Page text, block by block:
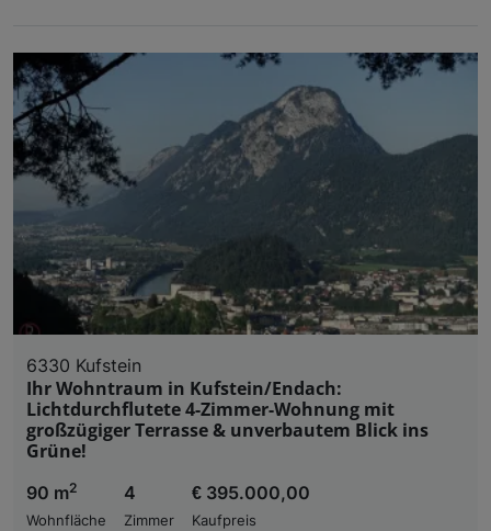
6330 Kufstein
Ihr Wohntraum in Kufstein/Endach:
Lichtdurchflutete 4-Zimmer-Wohnung mit
großzügiger Terrasse & unverbautem Blick ins
Grüne!
90 m2
Wohnfläche
4
Zimmer
€ 395.000,00
Kaufpreis